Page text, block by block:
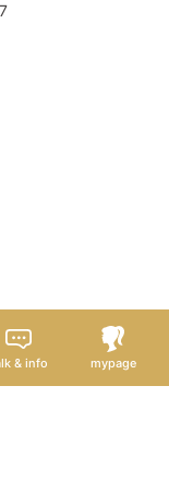
& info mypage